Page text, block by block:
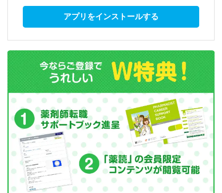
アプリをインストールする